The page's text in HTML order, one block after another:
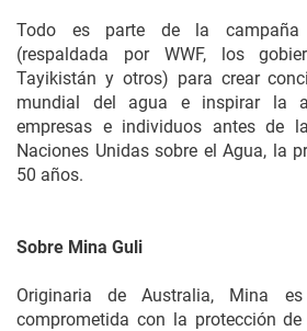
Todo es parte de la campaña
(respaldada por WWF, los
Tayikistán y otros) para crear
mundial del agua e inspirar la
empresas e individuos antes de
Naciones Unidas sobre el Agua, la
50 años.
Sobre Mina Guli
Originaria de Australia, Mina
comprometida con la protección